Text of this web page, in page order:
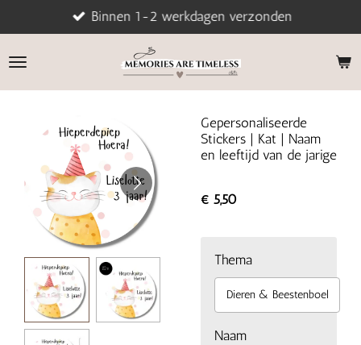
direct
naar
Binnen 1-2 werkdagen verzonden
Gepersonaliseerde
Stickers | Kat | Naam
en leeftijd van de jarige
€ 5,50
Thema
Dieren & Beestenboel
Naam